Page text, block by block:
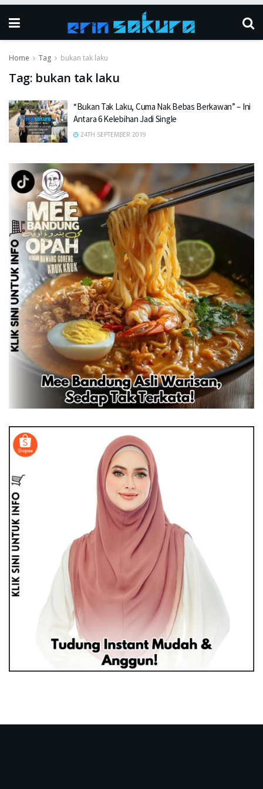
Home Tag bukan tak laku
Tag: bukan tak laku
“Bukan Tak Laku, Cuma Nak Bebas Berkawan” – Ini
Antara 6 Kelebihan Jadi Single
24TH SEPTEMBER 2019